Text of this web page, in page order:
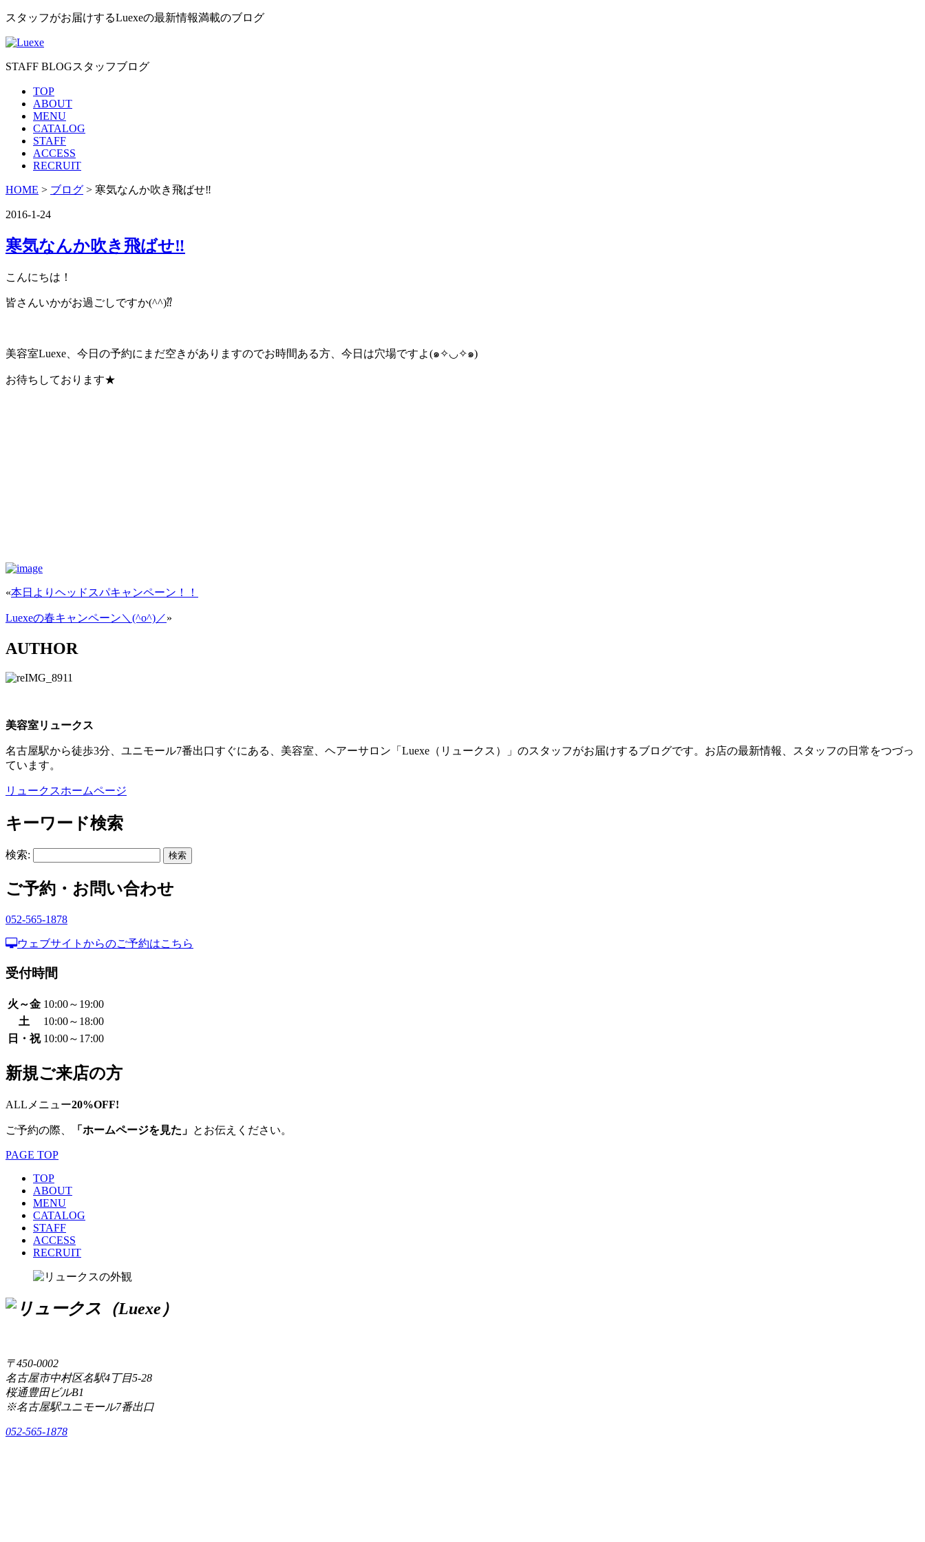
スタッフがお届けするLuexeの最新情報満載のブログ
STAFF BLOGスタッフブログ
TOP
ABOUT
MENU
CATALOG
STAFF
ACCESS
RECRUIT
HOME > ブログ > 寒気なんか吹き飛ばせ‼︎
2016-1-24
寒気なんか吹き飛ばせ‼︎
こんにちは！
皆さんいかがお過ごしですか(^^)⁇
美容室Luexe、今日の予約にまだ空きがありますのでお時間ある方、今日は穴場ですよ(๑✧◡✧๑)
お待ちしております★
«本日よりヘッドスパキャンペーン！！
Luexeの春キャンペーン＼(^o^)／»
AUTHOR
美容室リュークス
名古屋駅から徒歩3分、ユニモール7番出口すぐにある、美容室、ヘアーサロン「Luexe（リュークス）」のスタッフがお届けするブログです。お店の最新情報、スタッフの日常をつづっ
ています。
リュークスホームページ
キーワード検索
検索:
ご予約・お問い合わせ
052-565-1878
ウェブサイトからのご予約はこちら
受付時間
火～金 10:00～19:00
土
10:00～18:00
日・祝 10:00～17:00
新規ご来店の方
ALLメニュー20%OFF!
ご予約の際、 「ホームページを見た」 とお伝えください。
PAGE TOP
TOP
ABOUT
MENU
CATALOG
STAFF
ACCESS
RECRUIT
〒450-0002
名古屋市中村区名駅4丁目5-28
桜通豊田ビルB1
※名古屋駅ユニモール7番出口
052-565-1878